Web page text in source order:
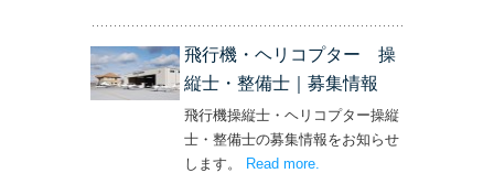
飛行機・ヘリコプター 操
縦士・整備士｜募集情報
飛行機操縦士・ヘリコプター操縦
士・整備士の募集情報をお知らせ
します。
Read more– ‘飛行機・ヘリコプター
.